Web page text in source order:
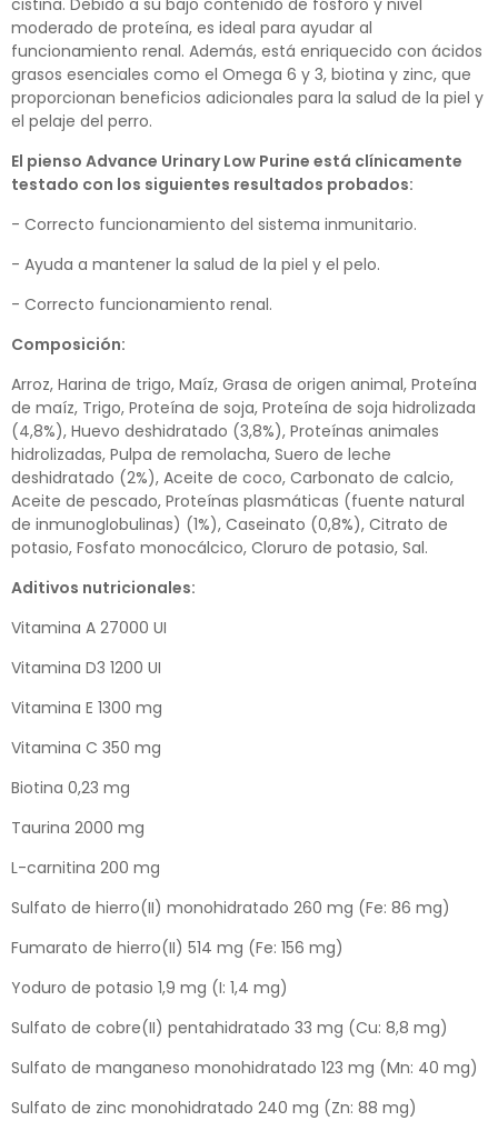
cistina. Debido a su bajo contenido de fósforo y nivel
moderado de proteína, es ideal para ayudar al
funcionamiento renal. Además, está enriquecido con ácidos
grasos esenciales como el Omega 6 y 3, biotina y zinc, que
proporcionan beneficios adicionales para la salud de la piel y
el pelaje del perro.
El pienso Advance Urinary Low Purine está clínicamente
testado con los siguientes resultados probados:
- Correcto funcionamiento del sistema inmunitario.
- Ayuda a mantener la salud de la piel y el pelo.
- Correcto funcionamiento renal.
Composición:
Arroz, Harina de trigo, Maíz, Grasa de origen animal, Proteína
de maíz, Trigo, Proteína de soja, Proteína de soja hidrolizada
(4,8%), Huevo deshidratado (3,8%), Proteínas animales
hidrolizadas, Pulpa de remolacha, Suero de leche
deshidratado (2%), Aceite de coco, Carbonato de calcio,
Aceite de pescado, Proteínas plasmáticas (fuente natural
de inmunoglobulinas) (1%), Caseinato (0,8%), Citrato de
potasio, Fosfato monocálcico, Cloruro de potasio, Sal.
Aditivos nutricionales:
Vitamina A 27000 UI
Vitamina D3 1200 UI
Vitamina E 1300 mg
Vitamina C 350 mg
Biotina 0,23 mg
Taurina 2000 mg
L-carnitina 200 mg
Sulfato de hierro(II) monohidratado 260 mg (Fe: 86 mg)
Fumarato de hierro(II) 514 mg (Fe: 156 mg)
Yoduro de potasio 1,9 mg (I: 1,4 mg)
Sulfato de cobre(II) pentahidratado 33 mg (Cu: 8,8 mg)
Sulfato de manganeso monohidratado 123 mg (Mn: 40 mg)
Sulfato de zinc monohidratado 240 mg (Zn: 88 mg)